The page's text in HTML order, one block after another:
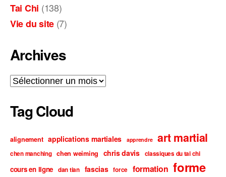
Tai Chi (138)
Vie du site (7)
Archives
Archives
Tag Cloud
alignement applications martiales apprendre art martial
chen manching chen weiming chris davis classiques du tai chi
cours en ligne dan tian fascias force formation forme